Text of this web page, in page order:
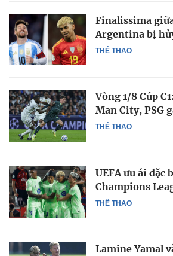
THỂ THAO
Finalissima
Argentina bị
THỂ THAO
Vòng 1/8 Cúp
Man City, PSG
THỂ THAO
UEFA ưu ái đặc
Champions
Lamine Yamal